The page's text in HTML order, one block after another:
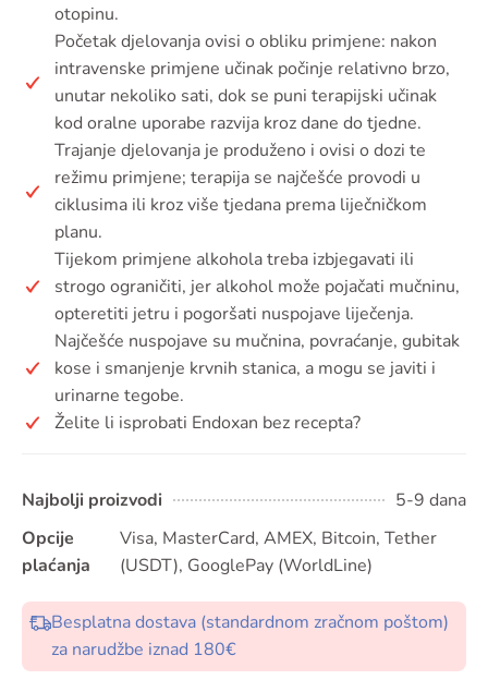
otopinu.
Početak djelovanja ovisi o obliku primjene: nakon
intravenske primjene učinak počinje relativno brzo,
unutar nekoliko sati, dok se puni terapijski učinak
kod oralne uporabe razvija kroz dane do tjedne.
Trajanje djelovanja je produženo i ovisi o dozi te
režimu primjene; terapija se najčešće provodi u
ciklusima ili kroz više tjedana prema liječničkom
planu.
Tijekom primjene alkohola treba izbjegavati ili
strogo ograničiti, jer alkohol može pojačati mučninu,
opteretiti jetru i pogoršati nuspojave liječenja.
Najčešće nuspojave su mučnina, povraćanje, gubitak
kose i smanjenje krvnih stanica, a mogu se javiti i
urinarne tegobe.
Želite li isprobati Endoxan bez recepta?
Najbolji proizvodi
5-9 dana
Opcije
plaćanja
Visa, MasterCard, AMEX, Bitcoin, Tether
(USDT), GooglePay (WorldLine)
Besplatna dostava (standardnom zračnom poštom)
za narudžbe iznad 180€